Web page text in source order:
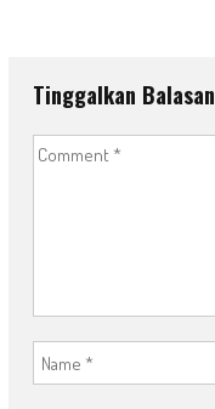
Tinggalkan Balasan